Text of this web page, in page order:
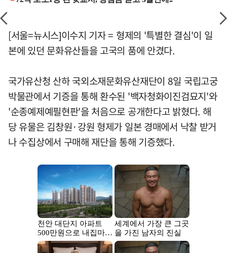
[서울=뉴시스]이수지 기자 = 형제의 '특별한 결심'이 일
본에 있던 문화유산들을 고국의 품에 안겼다.
국가유산청 산하 국외소재문화유산재단이 8일 국립고궁
박물관에서 기증을 통해 환수된 '백자청화이진검묘지'와
'순종예제예필현판'을 처음으로 공개한다고 밝혔다. 해
당 유물은 김창원·강원 형제가 일본 경매에서 낙찰 받거
나 수집상에서 구매해 재단을 통해 기증했다.